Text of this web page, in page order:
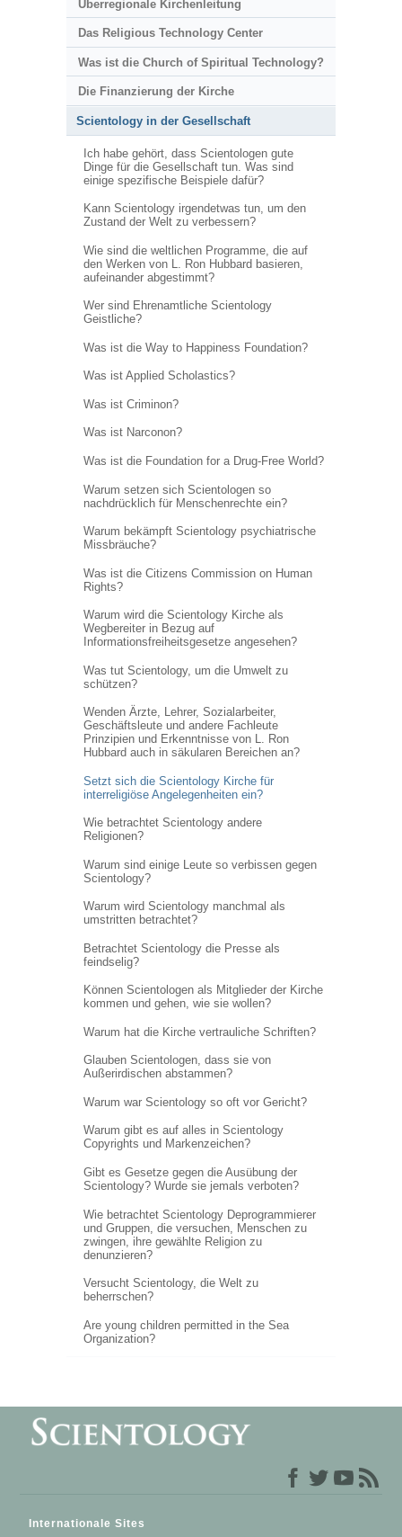
Überregionale Kirchenleitung
Das Religious Technology Center
Was ist die Church of Spiritual Technology?
Die Finanzierung der Kirche
Scientology in der Gesellschaft
Ich habe gehört, dass Scientologen gute
Dinge für die Gesellschaft tun. Was sind
einige spezifische Beispiele dafür?
Kann Scientology irgendetwas tun, um den
Zustand der Welt zu verbessern?
Wie sind die weltlichen Programme, die auf
den Werken von L. Ron Hubbard basieren,
aufeinander abgestimmt?
Wer sind Ehrenamtliche Scientology
Geistliche?
Was ist die Way to Happiness Foundation?
Was ist Applied Scholastics?
Was ist Criminon?
Was ist Narconon?
Was ist die Foundation for a Drug-Free World?
Warum setzen sich Scientologen so
nachdrücklich für Menschenrechte ein?
Warum bekämpft Scientology psychiatrische
Missbräuche?
Was ist die Citizens Commission on Human
Rights?
Warum wird die Scientology Kirche als
Wegbereiter in Bezug auf
Informationsfreiheitsgesetze angesehen?
Was tut Scientology, um die Umwelt zu
schützen?
Wenden Ärzte, Lehrer, Sozialarbeiter,
Geschäftsleute und andere Fachleute
Prinzipien und Erkenntnisse von L. Ron
Hubbard auch in säkularen Bereichen an?
Setzt sich die Scientology Kirche für
interreligiöse Angelegenheiten ein?
Wie betrachtet Scientology andere
Religionen?
Warum sind einige Leute so verbissen gegen
Scientology?
Warum wird Scientology manchmal als
umstritten betrachtet?
Betrachtet Scientology die Presse als
feindselig?
Können Scientologen als Mitglieder der Kirche
kommen und gehen, wie sie wollen?
Warum hat die Kirche vertrauliche Schriften?
Glauben Scientologen, dass sie von
Außerirdischen abstammen?
Warum war Scientology so oft vor Gericht?
Warum gibt es auf alles in Scientology
Copyrights und Markenzeichen?
Gibt es Gesetze gegen die Ausübung der
Scientology? Wurde sie jemals verboten?
Wie betrachtet Scientology Deprogrammierer
und Gruppen, die versuchen, Menschen zu
zwingen, ihre gewählte Religion zu
denunzieren?
Versucht Scientology, die Welt zu
beherrschen?
Are young children permitted in the Sea
Organization?
Internationale Sites